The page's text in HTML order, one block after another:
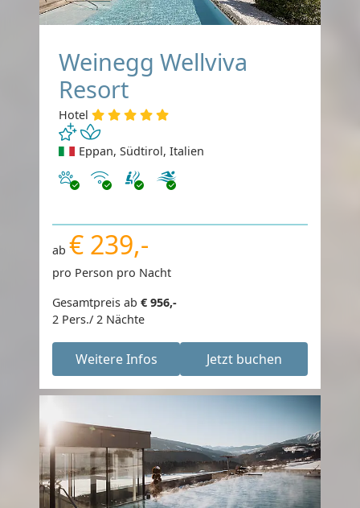
Weinegg Wellviva
Resort
Hotel
Eppan, Südtirol, Italien
Haustiere erlaubt
Internet
ab € 239,-
pro Person pro Nacht
Gesamtpreis ab € 956,-
2 Pers./ 2 Nächte
Weitere Infos Jetzt buchen